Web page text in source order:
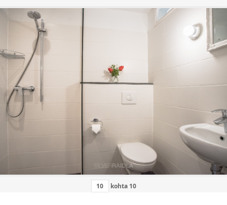
kohta 10